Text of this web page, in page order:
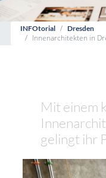
INFOtorial Dresden
Innenarchitekten in
Mit einem
gelingt ihr